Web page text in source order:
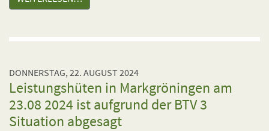
DONNERSTAG, 22. AUGUST 2024
Leistungshüten in Markgröningen am
23.08 2024 ist aufgrund der BTV 3
Situation abgesagt